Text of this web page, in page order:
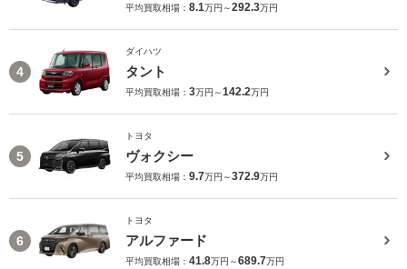
平均買取相場： 8.1万円～292.3万円
4
ダイハツ
タント
平均買取相場： 3万円～142.2万円
5
トヨタ
ヴォクシー
平均買取相場： 9.7万円～372.9万円
6
トヨタ
アルファード
平均買取相場： 41.8万円～689.7万円